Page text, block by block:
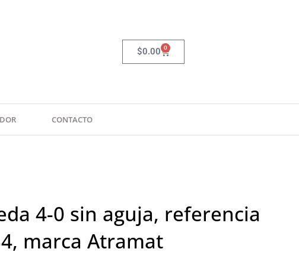
$0.00 0
Carrito
CONTACTO
4-0 sin aguja, referencia
marca Atramat